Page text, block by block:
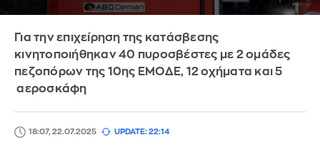
Για την επιχείρηση της κατάσβεσης
κινητοποιήθηκαν 40 πυροσβέστες με 2 ομάδες
πεζοπόρων της 10ης ΕΜΟΔΕ, 12 οχήματα και 5
αεροσκάφη
18:07, 22.07.2025 UPDATE: 22:14